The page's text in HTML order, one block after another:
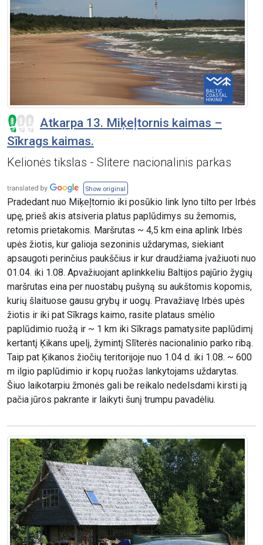
Atkarpa 13. Miķeļtornis kaimas –
Sīkrags kaimas.
Kelionės tikslas - Slitere nacionalinis parkas
Show original
Pradedant nuo Miķeļtornio iki posūkio link lyno tilto per Irbės
upę, prieš akis atsiveria platus paplūdimys su žemomis,
retomis prietakomis. Maršrutas ~ 4,5 km eina aplink Irbės
upės žiotis, kur galioja sezoninis uždarymas, siekiant
apsaugoti perinčius paukščius ir kur draudžiama įvažiuoti nuo
01.04. iki 1.08. Apvažiuojant aplinkkeliu Baltijos pajūrio žygių
maršrutas eina per nuostabų pušyną su aukštomis kopomis,
kurių šlaituose gausu grybų ir uogų. Pravažiavę Irbės upės
žiotis ir iki pat Sīkrags kaimo, rasite plataus smėlio
paplūdimio ruožą ir ~ 1 km iki Sīkrags pamatysite paplūdimį
kertantį Ķikans upelį, žymintį Slīterės nacionalinio parko ribą.
Taip pat Ķikanos žiočių teritorijoje nuo 1.04 d. iki 1.08. ~ 600
m ilgio paplūdimio ir kopų ruožas lankytojams uždarytas.
Šiuo laikotarpiu žmonės gali be reikalo nedelsdami kirsti ją
pačia jūros pakrante ir laikyti šunį trumpu pavadėliu.